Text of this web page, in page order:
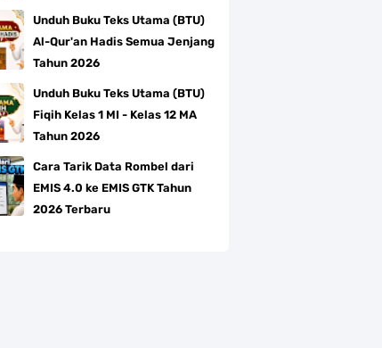
Unduh Buku Teks Utama (BTU)
Al-Qur'an Hadis Semua Jenjang
Tahun 2026
Unduh Buku Teks Utama (BTU)
Fiqih Kelas 1 MI - Kelas 12 MA
Tahun 2026
Cara Tarik Data Rombel dari
EMIS 4.0 ke EMIS GTK Tahun
2026 Terbaru